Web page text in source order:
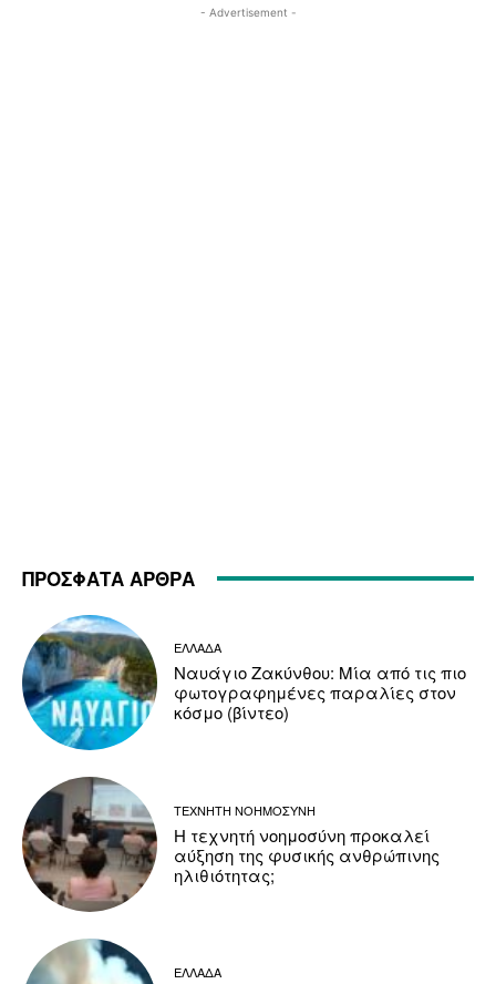
- Advertisement -
ΠΡΟΣΦΑΤΑ ΑΡΘΡΑ
ΕΛΛΑΔΑ
Ναυάγιο Ζακύνθου: Μία από τις πιο
φωτογραφημένες παραλίες στον
κόσμο (βίντεο)
ΤΕΧΝΗΤΗ ΝΟΗΜΟΣΥΝΗ
Η τεχνητή νοημοσύνη προκαλεί
αύξηση της φυσικής ανθρώπινης
ηλιθιότητας;
ΕΛΛΑΔΑ